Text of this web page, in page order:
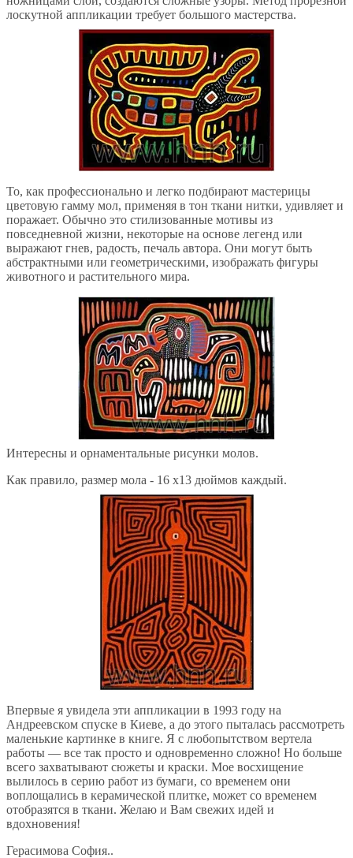
лоскутной аппликации требует большого мастерства.
То, как профессионально и легко подбирают мастерицы
цветовую гамму мол, применяя в тон ткани нитки, удивляет и
поражает. Обычно это стилизованные мотивы из
повседневной жизни, некоторые на основе легенд или
выражают гнев, радость, печаль автора. Они могут быть
абстрактными или геометрическими, изображать фигуры
животного и растительного мира.
Интересны и орнаментальные рисунки молов.
Как правило, размер мола - 16 х13 дюймов каждый.
Впервые я увидела эти аппликации в 1993 году на
Андреевском спуске в Киеве, а до этого пыталась рассмотреть
маленькие картинке в книге. Я с любопытством вертела
работы — все так просто и одновременно сложно! Но больше
всего захватывают сюжеты и краски. Мое восхищение
вылилось в серию работ из бумаги, со временем они
воплощались в керамической плитке, может со временем
отобразятся в ткани. Желаю и Вам свежих идей и
вдохновения!
Герасимова София..